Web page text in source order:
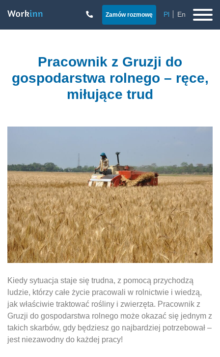
Zamów rozmowę Pl En
Pracownik z Gruzji do
gospodarstwa rolnego – ręce,
miłujące trud
Kiedy sytuacja staje się trudna, z pomocą przychodzą
ludzie, którzy całe życie pracowali w rolnictwie i wiedzą,
jak właściwie traktować rośliny i zwierzęta. Pracownik z
Gruzji do gospodarstwa rolnego może okazać się jednym z
takich skarbów, gdy będziesz go najbardziej potrzebował –
jest niezawodny do każdej pracy!